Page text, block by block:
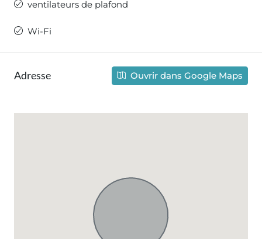
ventilateurs de plafond
Wi-Fi
Adresse Ouvrir dans Google Maps